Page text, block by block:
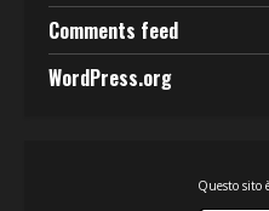
Comments feed
WordPress.org
Questo sito